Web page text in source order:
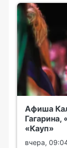
Афиша
«Кауп»
вчера,